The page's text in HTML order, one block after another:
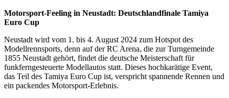
Motorsport-Feeling in Neustadt: Deutschlandfinale Tamiya
Euro Cup
Neustadt wird vom 1. bis 4. August 2024 zum Hotspot des
Modellrennsports, denn auf der RC Arena, die zur Turngemeinde
1855 Neustadt gehört, findet die deutsche Meisterschaft für
funkferngesteuerte Modellautos statt. Dieses hochkarätige Event,
das Teil des Tamiya Euro Cup ist, verspricht spannende Rennen und
ein packendes Motorsport-Erlebnis.